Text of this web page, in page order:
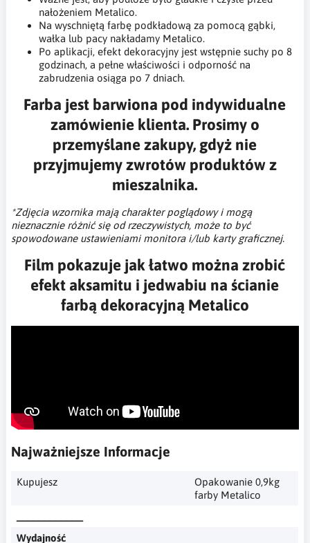
nałożeniem Metalico.
Na wyschniętą farbę podkładową za pomocą gąbki,
wałka lub pacy nakładamy Metalico.
Po aplikacji, efekt dekoracyjny jest wstępnie suchy po 8
godzinach, a pełne właściwości i odporność na
zabrudzenia osiąga po 7 dniach​​.
Farba jest barwiona pod indywidualne
zamówienie klienta. Prosimy o
przemyślane zakupy, gdyż nie
przyjmujemy zwrotów produktów z
mieszalnika.
*Zdjęcia wzornika mają charakter poglądowy i mogą
nieznacznie różnić się od rzeczywistych, może to być
spowodowane ustawieniami monitora i/lub karty graficznej.
Film pokazuje jak łatwo można zrobić
efekt aksamitu i jedwabiu na ścianie
farbą dekoracyjną Metalico
Najważniejsze Informacje
Kupujesz
Opakowanie 0,9kg
farby Metalico
Wydajność